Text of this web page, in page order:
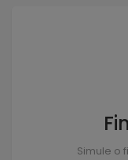
Simule o